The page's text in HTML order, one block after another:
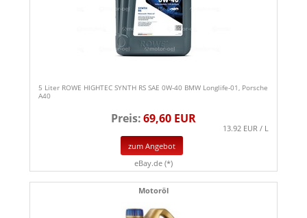
5 Liter ROWE HIGHTEC SYNTH RS SAE 0W-40 BMW Longlife-01, Porsche
A40
Preis:69,60 EUR
13.92 EUR / L
zum Angebot
eBay.de (*)
Motoröl